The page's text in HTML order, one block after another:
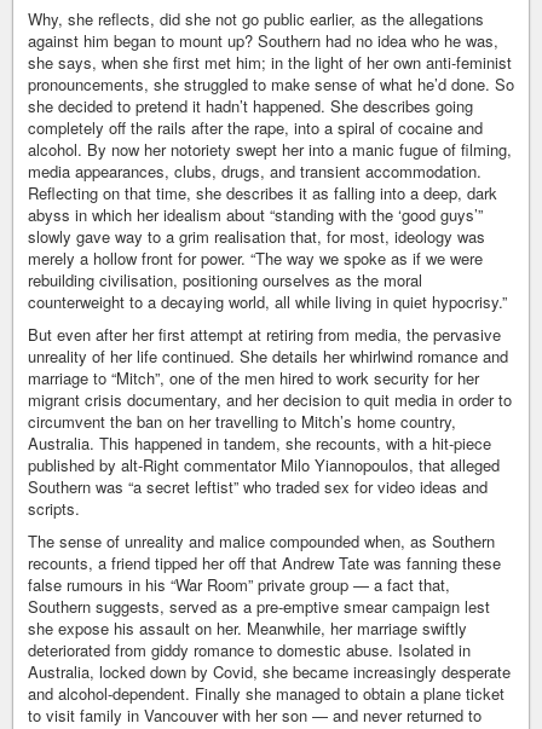
Why, she reflects, did she not go public earlier, as the allegations
against him began to mount up? Southern had no idea who he was,
she says, when she first met him; in the light of her own anti-feminist
pronouncements, she struggled to make sense of what he’d done. So
she decided to pretend it hadn’t happened. She describes going
completely off the rails after the rape, into a spiral of cocaine and
alcohol. By now her notoriety swept her into a manic fugue of filming,
media appearances, clubs, drugs, and transient accommodation.
Reflecting on that time, she describes it as falling into a deep, dark
abyss in which her idealism about “standing with the ‘good guys’”
slowly gave way to a grim realisation that, for most, ideology was
merely a hollow front for power. “The way we spoke as if we were
rebuilding civilisation, positioning ourselves as the moral
counterweight to a decaying world, all while living in quiet hypocrisy.”
But even after her first attempt at retiring from media, the pervasive
unreality of her life continued. She details her whirlwind romance and
marriage to “Mitch”, one of the men hired to work security for her
migrant crisis documentary, and her decision to quit media in order to
circumvent the ban on her travelling to Mitch’s home country,
Australia. This happened in tandem, she recounts, with a hit-piece
published by alt-Right commentator Milo Yiannopoulos, that alleged
Southern was “a secret leftist” who traded sex for video ideas and
scripts.
The sense of unreality and malice compounded when, as Southern
recounts, a friend tipped her off that Andrew Tate was fanning these
false rumours in his “War Room” private group — a fact that,
Southern suggests, served as a pre-emptive smear campaign lest
she expose his assault on her. Meanwhile, her marriage swiftly
deteriorated from giddy romance to domestic abuse. Isolated in
Australia, locked down by Covid, she became increasingly desperate
and alcohol-dependent. Finally she managed to obtain a plane ticket
to visit family in Vancouver with her son — and never returned to